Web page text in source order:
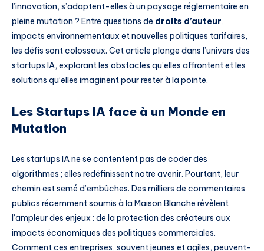
l’innovation, s’adaptent-elles à un paysage réglementaire en
pleine mutation ? Entre questions de droits d’auteur,
impacts environnementaux et nouvelles politiques tarifaires,
les défis sont colossaux. Cet article plonge dans l’univers des
startups IA, explorant les obstacles qu’elles affrontent et les
solutions qu’elles imaginent pour rester à la pointe.
Les Startups IA face à un Monde en
Mutation
Les startups IA ne se contentent pas de coder des
algorithmes ; elles redéfinissent notre avenir. Pourtant, leur
chemin est semé d’embûches. Des milliers de commentaires
publics récemment soumis à la Maison Blanche révèlent
l’ampleur des enjeux : de la protection des créateurs aux
impacts économiques des politiques commerciales.
Comment ces entreprises, souvent jeunes et agiles, peuvent-